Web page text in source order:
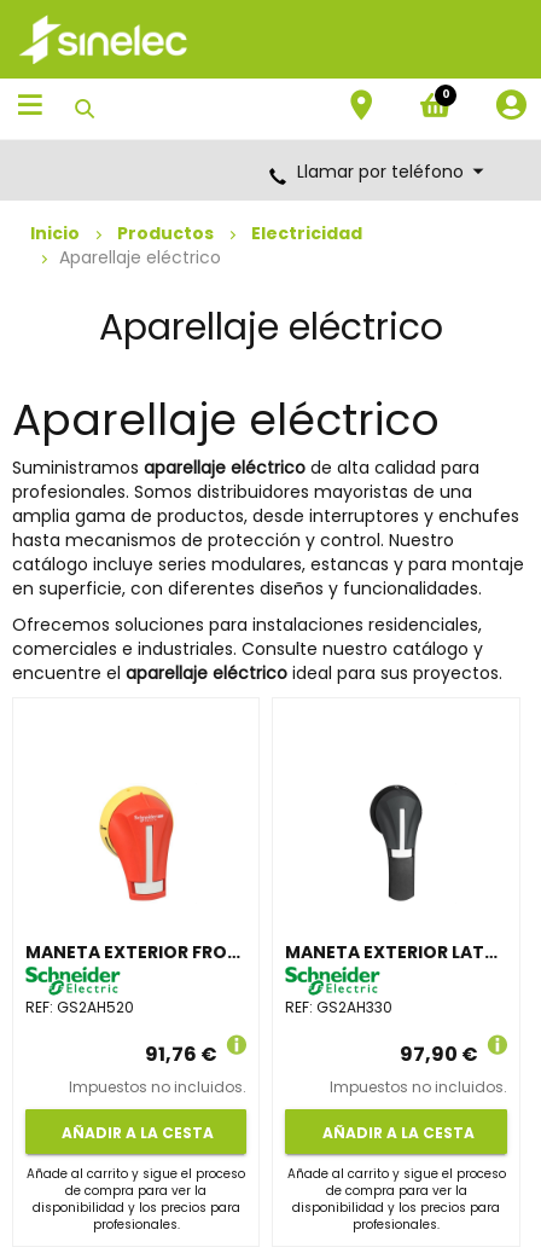
Saltar
contenido
Saltar
menú
de
navegación
0
Llamar por teléfono
Inicio Productos
Electricidad
Aparellaje eléctrico
Aparellaje eléctrico
Aparellaje eléctrico
Suministramos aparellaje eléctrico de alta calidad para
profesionales. Somos distribuidores mayoristas de una
amplia gama de productos, desde interruptores y enchufes
hasta mecanismos de protección y control. Nuestro
catálogo incluye series modulares, estancas y para montaje
en superficie, con diferentes diseños y funcionalidades.
Ofrecemos soluciones para instalaciones residenciales,
comerciales e industriales. Consulte nuestro catálogo y
encuentre el aparellaje eléctrico ideal para sus proyectos.
MANETA EXTERIOR FRONTAL 32-63A IP65 ROJA
REF: GS2AH520
91,76 €
Impuestos no incluidos.
AÑADIR A LA CESTA
Añade al carrito y sigue el proceso
de compra para ver la
disponibilidad y los precios para
profesionales.
MANETA EXTERIOR LATERAL IZQUIERDA 100-400A IP65 NEGRA
REF:GS2AH330
97,90 €
Impuestos no incluidos.
AÑADIR A LA CESTA
Añade al carrito y sigue el proceso
de compra para ver la
disponibilidad y los precios para
profesionales.